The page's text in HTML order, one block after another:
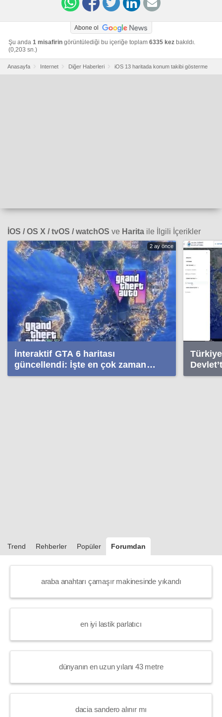
Abone ol
Şu anda 1 misafirin görüntülediği bu içeriğe toplam 6335 kez bakıldı.
(0,203 sn.)
Anasayfa Internet Diğer Haberleri iOS 13 haritada konum takibi gösterme
İOS / OS X / tvOS / watchOS ve Harita ile İlgili İçerikler
2 ay önce
İnteraktif GTA 6 haritası
güncellendi: İşte en çok zaman
geçirilecek noktalar
büyük
Trend Rehberler Popüler Forumdan
araba anahtarı çamaşır makinesinde yıkandı
en iyi lastik parlatıcı
dünyanın en uzun yılanı 43 metre
dacia sandero alınır mı